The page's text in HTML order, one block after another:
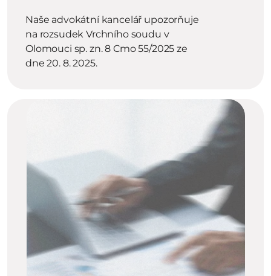
Naše advokátní kancelář upozorňuje
na rozsudek Vrchního soudu v
Olomouci sp. zn. 8 Cmo 55/2025 ze
dne 20. 8. 2025.